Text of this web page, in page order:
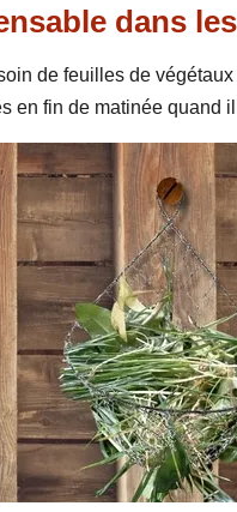
dans
de feuilles de
en fin de matinée quand